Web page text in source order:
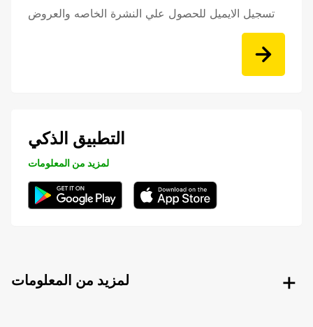
تسجيل الايميل للحصول علي النشرة الخاصه والعروض
التطبيق الذكي
لمزيد من المعلومات
لمزيد من المعلومات